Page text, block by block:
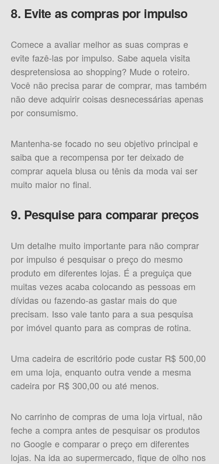
8. Evite as compras por impulso
Comece a avaliar melhor as suas compras e
evite fazê-las por impulso. Sabe aquela visita
despretensiosa ao shopping? Mude o roteiro.
Você não precisa parar de comprar, mas também
não deve adquirir coisas desnecessárias apenas
por consumismo.
Mantenha-se focado no seu objetivo principal e
saiba que a recompensa por ter deixado de
comprar aquela blusa ou tênis da moda vai ser
muito maior no final.
9. Pesquise para comparar preços
Um detalhe muito importante para não comprar
por impulso é pesquisar o preço do mesmo
produto em diferentes lojas. É a preguiça que
muitas vezes acaba colocando as pessoas em
dívidas ou fazendo-as gastar mais do que
precisam. Isso vale tanto para a sua pesquisa
por imóvel quanto para as compras de rotina.
Uma cadeira de escritório pode custar R$ 500,00
em uma loja, enquanto outra vende a mesma
cadeira por R$ 300,00 ou até menos.
No carrinho de compras de uma loja virtual, não
feche a compra antes de pesquisar os produtos
no Google e comparar o preço em diferentes
lojas. Na ida ao supermercado, fique de olho nos